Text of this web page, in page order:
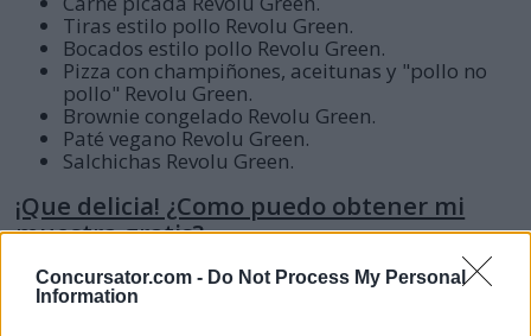
Concursator.com - Do Not Process My Personal
Information
Tiras estilo pollo Revolu Green.
Bocados estilo pollo Revolu Green.
Pizza con champiñones, aceitunas y "pollo no
pollo" Revolu Green.
Brownie congelado Revolu Green.
Paté vegano Revolu Green.
Salchichas Revolu Green.
¡Que delicia! ¿Como puedo obtener mi
muestra gratis?
Es muy fácil, solo debes seguir estos pasos: